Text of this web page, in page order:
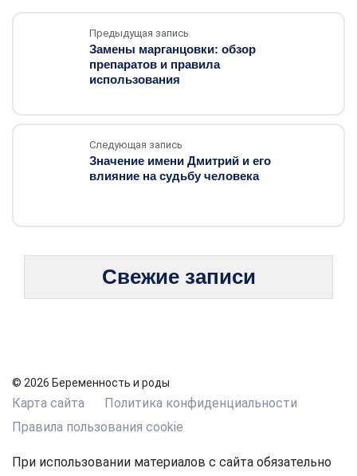
Предыдущая запись
Замены марганцовки: обзор
препаратов и правила
использования
Следующая запись
Значение имени Дмитрий и его
влияние на судьбу человека
Свежие записи
© 2026 Беременность и роды
Карта сайта
Политика конфиденциальности
Правила пользования cookie
При использовании материалов с сайта обязательно